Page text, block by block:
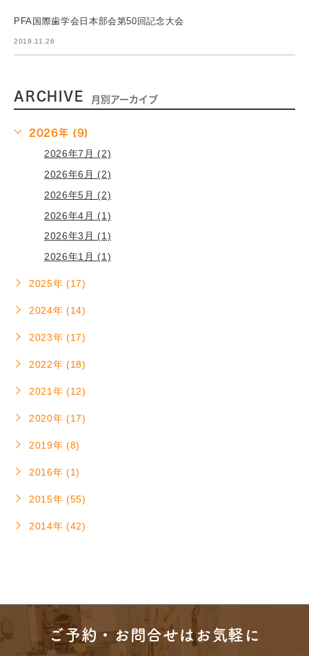
PFA国際歯学会日本部会第50回記念大会
2019.11.26
ARCHIVE 月別アーカイブ
2026年 (9)
2026年7月 (2)
2026年6月 (2)
2026年5月 (2)
2026年4月 (1)
2026年3月 (1)
2026年1月 (1)
2025年 (17)
2024年 (14)
2023年 (17)
2022年 (18)
2021年 (12)
2020年 (17)
2019年 (8)
2016年 (1)
2015年 (55)
2014年 (42)
ご予約・お問合せはお気軽に